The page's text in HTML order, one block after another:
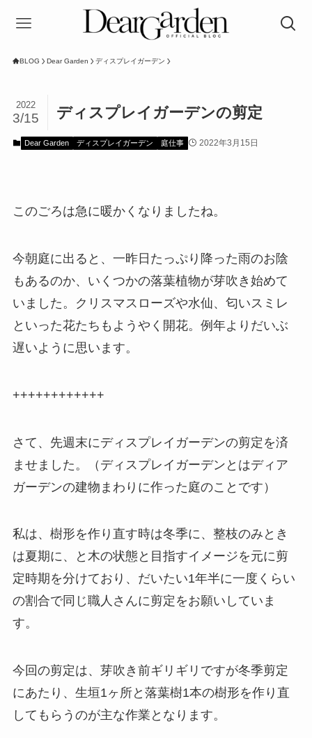
BLOG Dear Garden ディスプレイガーデン
ディスプレイガーデンの剪定
2022
3/15
Dear Garden ディスプレイガーデン 庭仕事 2022年3月15日
このごろは急に暖かくなりましたね。
今朝庭に出ると、一昨日たっぷり降った雨のお陰
もあるのか、いくつかの落葉植物が芽吹き始めて
いました。クリスマスローズや水仙、匂いスミレ
といった花たちもようやく開花。例年よりだいぶ
遅いように思います。
++++++++++++
さて、先週末にディスプレイガーデンの剪定を済
ませました。（ディスプレイガーデンとはディア
ガーデンの建物まわりに作った庭のことです）
私は、樹形を作り直す時は冬季に、整枝のみとき
は夏期に、と木の状態と目指すイメージを元に剪
定時期を分けており、だいたい1年半に一度くらい
の割合で同じ職人さんに剪定をお願いしていま
す。
今回の剪定は、芽吹き前ギリギリですが冬季剪定
にあたり、生垣1ヶ所と落葉樹1本の樹形を作り直
してもらうのが主な作業となります。